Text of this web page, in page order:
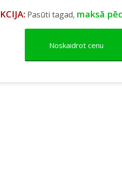
Pasūti tagad, maksā
Noskaidrot cenu